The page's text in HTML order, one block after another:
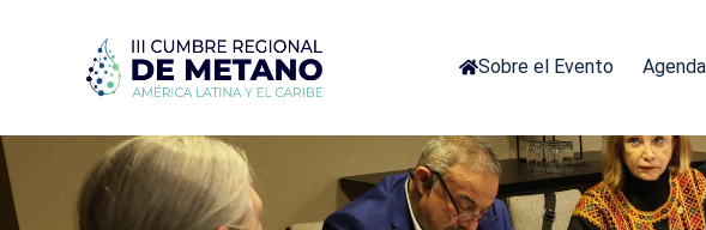
Sobre el Evento Agenda